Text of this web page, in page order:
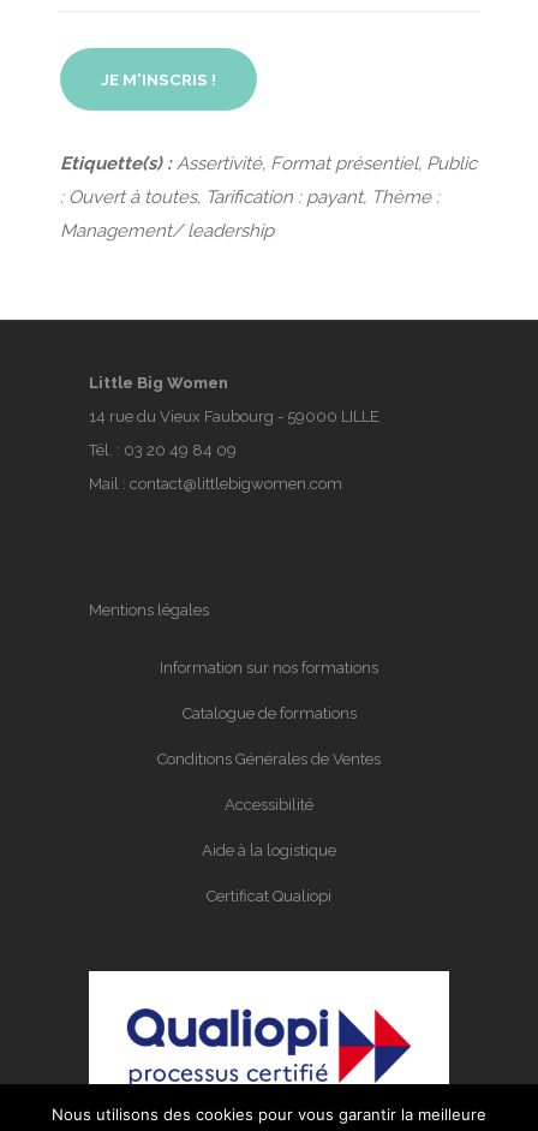
JE M'INSCRIS !
Etiquette(s) :Assertivité, Format présentiel, Public
: Ouvert à toutes, Tarification : payant, Thème :
Management/ leadership
Little Big Women
14 rue du Vieux Faubourg - 59000 LILLE
Tél. : 03 20 49 84 09
Mail : contact@littlebigwomen.com
Mentions légales
Information sur nos formations
Catalogue de formations
Conditions Générales de Ventes
Accessibilité
Aide à la logistique
Certificat Qualiopi
Nous utilisons des cookies pour vous garantir la meilleure